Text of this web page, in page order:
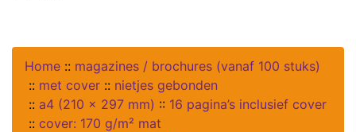
Home :: magazines / brochures (vanaf 100 stuks)
:: met cover :: nietjes gebonden
:: a4 (210 x 297 mm) :: 16 pagina’s inclusief cover
:: cover: 170 g/m² mat